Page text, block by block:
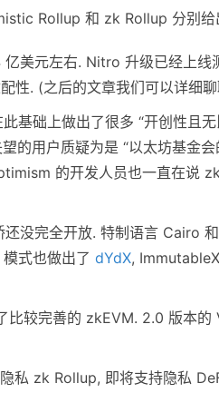
Rollup 和 zk Rollup 分别给
美元左右. Nitro 升级已经上
性. (之后的文章我们可以详细
基础上做出了很多 “开创性且
的用户质疑为是 “以太坊基金
的开发人员也一直在说
没完全开放. 特制语言 Cairo
式也做出了 dYdX,
比较完善的 zkEVM. 2.0 版本
私 zk Rollup, 即将支持隐私